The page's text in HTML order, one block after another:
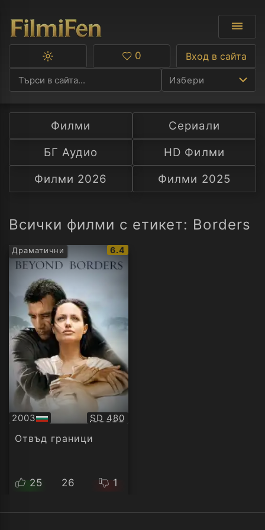
Избери
Ф
С
А
Превключване
тъмна
тема
Любими
0 Вход в сайта
Филми
Сериали
БГ Аудио
HD Филми
Филми 2026
Филми 2025
Всички филми с етикет: Borders
Драматични
IMDb
рейтинг:
6.4
2003
БГ
аудио
Качество:
SD 480
Отвъд граници
25 26 1